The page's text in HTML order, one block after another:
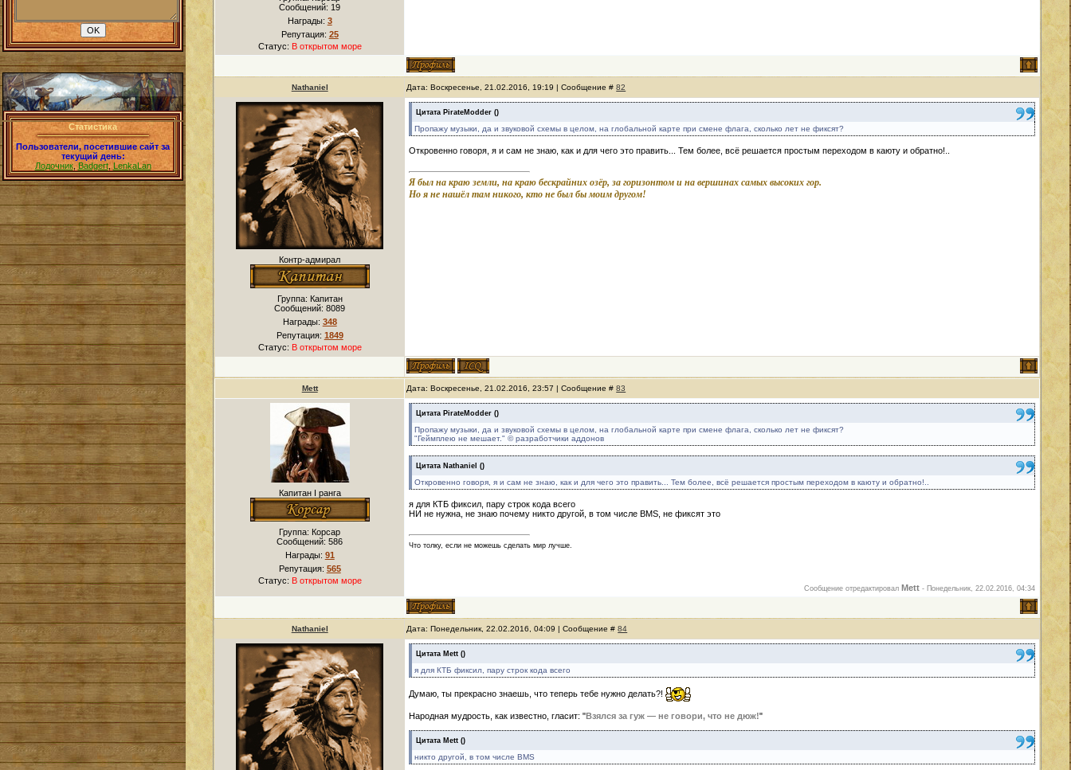
Статистика
Пользователи, посетившие сайт за
текущий день:
Лодочник,Badgert, LenkaLan
Сообщений: 19
Награды: 3
Репутация: 25
Статус: В открытом море
Nathaniel Дата: Воскресенье, 21.02.2016, 19:19 | Сообщение #82
Контр-адмирал
Группа: Капитан
Сообщений:8089
Награды: 348
Репутация: 1849
Статус: В открытом море
Цитата PirateModder ()
Пропажу музыки, да и звуковой схемы в целом, на глобальной карте при смене флага, сколько лет не фиксят?
Откровенно говоря, я и сам не знаю, как и для чего это править... Тем более, всё решается простым переходом в каюту и обратно!..
Я был на краю земли, на краю бескрайних озёр, за горизонтом и на вершинах самых высоких гор.
Но я не нашёл там никого, кто не был бы моим другом!
Mett Дата: Воскресенье, 21.02.2016, 23:57 | Сообщение #83
Капитан I ранга
Группа: Корсар
Сообщений:586
Награды: 91
Репутация: 565
Статус: В открытом море
Цитата PirateModder ()
Пропажу музыки, да и звуковой схемы в целом, на глобальной карте при смене флага, сколько лет не фиксят?
"Геймплею не мешает." © разработчики аддонов
Цитата Nathaniel ()
Откровенно говоря, я и сам не знаю, как и для чего это править... Тем более, всё решается простым переходом в каюту и обратно!..
я для КТБ фиксил, пару строк кода всего
НИ не нужна, не знаю почему никто другой, в том числе BMS, не фиксят это
Что толку, если не можешь сделать мир лучше.
Сообщение отредактировал Mett - Понедельник, 22.02.2016, 04:34
Nathaniel Дата: Понедельник, 22.02.2016, 04:09 | Сообщение #84
Цитата Mett ()
я для КТБ фиксил, пару строк кода всего
Думаю, ты прекрасно знаешь, что теперь тебе нужно делать?!
Народная мудрость, как известно, гласит: "Взялся за гуж — не говори, что не дюж!"
Цитата Mett ()
никто другой, в том числе BMS